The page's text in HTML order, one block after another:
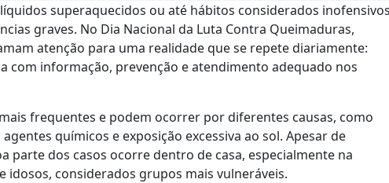
superaquecidos ou até hábitos considerados
graves. No Dia Nacional da Luta Contra Queimaduras,
atenção para uma realidade que se repete diariamente:
com informação, prevenção e atendimento adequado nos
frequentes e podem ocorrer por diferentes causas, como
químicos e exposição excessiva ao sol. Apesar de
parte dos casos ocorre dentro de casa, especialmente na
idosos, considerados grupos mais vulneráveis.